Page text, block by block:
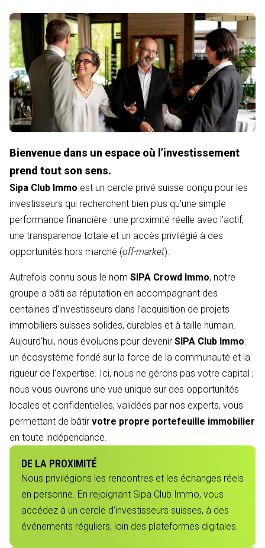
Bienvenue dans un espace où l’investissement
prend tout son sens.
Sipa Club Immo est un cercle privé suisse conçu pour les
investisseurs qui recherchent bien plus qu'une simple
performance financière : une proximité réelle avec l'actif,
une transparence totale et un accès privilégié à des
opportunités hors marché (off-market).
Autrefois connu sous le nom SIPA Crowd Immo, notre
groupe a bâti sa réputation en accompagnant des
centaines d'investisseurs dans l'acquisition de projets
immobiliers suisses solides, durables et à taille humain.
Aujourd’hui, nous évoluons pour devenir SIPA Club Immo:
un écosystème fondé sur la force de la communauté et la
rigueur de l'expertise. Ici, nous ne gérons pas votre capital ;
nous vous ouvrons une vue unique sur des opportunités
locales et confidentielles, validées par nos experts, vous
permettant de bâtir votre propre portefeuille immobilier
en toute indépendance.
DE LA PROXIMITÉ
Nous privilégions les rencontres et les échanges réels
en personne. En rejoignant Sipa Club Immo, vous
accédez à un cercle d’investisseurs suisses, à des
événements réguliers, loin des plateformes digitales.